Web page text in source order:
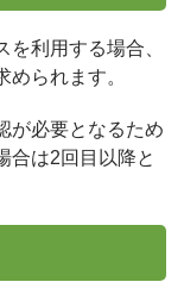
利用する場合、
られます。
が必要となるため
合は2回目以降と